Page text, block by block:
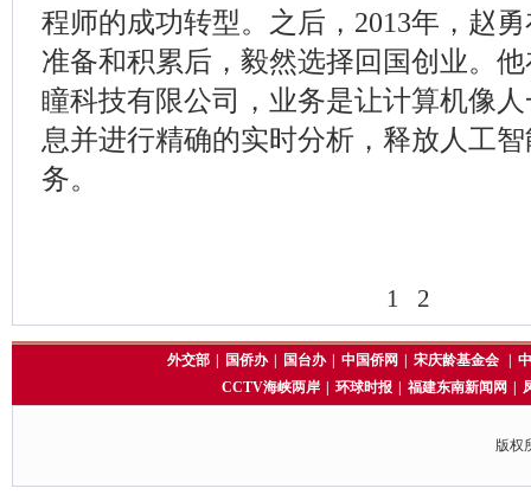
程师的成功转型。之后，2013年，赵
准备和积累后，毅然选择回国创业。
瞳科技有限公司，业务是让计算机像
息并进行精确的实时分析，释放人工
务。
1 2
外交部 国侨办 国台办 中国侨网 宋庆龄基金会
CCTV海峡两岸
环球时报 福建东南新闻网
版权